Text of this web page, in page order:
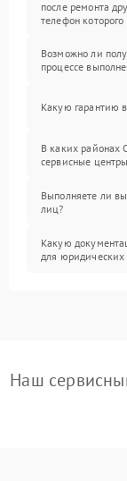
после ремонта
телефон
Возможно ли
процессе
Какую гарантию
В каких районах
сервисные
Выполняете ли
лиц?
Какую
для юридических
Наш